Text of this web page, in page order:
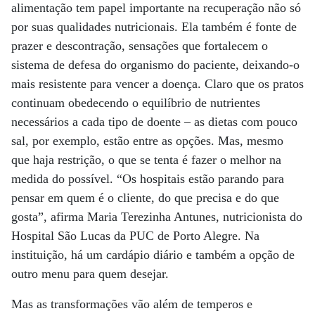
alimentação tem papel importante na recuperação não só
por suas qualidades nutricionais. Ela também é fonte de
prazer e descontração, sensações que fortalecem o
sistema de defesa do organismo do paciente, deixando-o
mais resistente para vencer a doença. Claro que os pratos
continuam obedecendo o equilíbrio de nutrientes
necessários a cada tipo de doente – as dietas com pouco
sal, por exemplo, estão entre as opções. Mas, mesmo
que haja restrição, o que se tenta é fazer o melhor na
medida do possível. “Os hospitais estão parando para
pensar em quem é o cliente, do que precisa e do que
gosta”, afirma Maria Terezinha Antunes, nutricionista do
Hospital São Lucas da PUC de Porto Alegre. Na
instituição, há um cardápio diário e também a opção de
outro menu para quem desejar.
Mas as transformações vão além de temperos e